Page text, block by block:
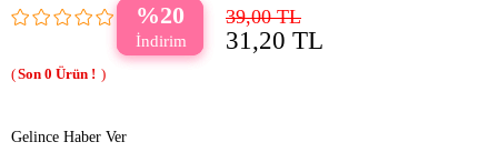
20 39,00 TL
31,20 TL
0
Gelince Haber Ver